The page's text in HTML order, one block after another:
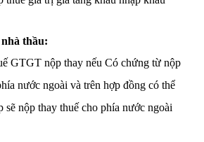
thầu:
GTGT nộp thay nếu Có chứng từ nộp
nước ngoài và trên hợp đồng có thể
sẽ nộp thay thuế cho phía nước ngoài